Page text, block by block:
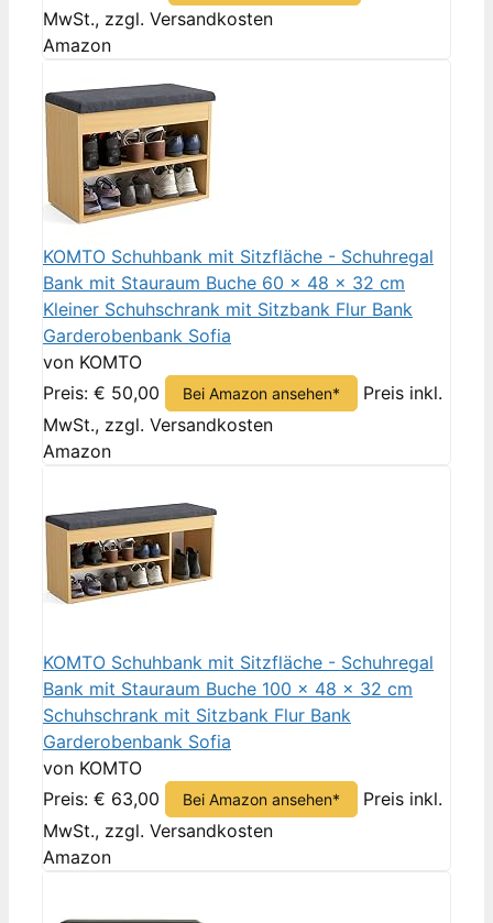
MwSt., zzgl. Versandkosten
Amazon
KOMTO Schuhbank mit Sitzfläche - Schuhregal
Bank mit Stauraum Buche 60 x 48 x 32 cm
Kleiner Schuhschrank mit Sitzbank Flur Bank
Garderobenbank Sofia
von KOMTO
Preis: € 50,00
Bei Amazon ansehen*
Preis inkl.
MwSt., zzgl. Versandkosten
Amazon
KOMTO Schuhbank mit Sitzfläche - Schuhregal
Bank mit Stauraum Buche 100 x 48 x 32 cm
Schuhschrank mit Sitzbank Flur Bank
Garderobenbank Sofia
von KOMTO
Preis: € 63,00
Bei Amazon ansehen*
Preis inkl.
MwSt., zzgl. Versandkosten
Amazon